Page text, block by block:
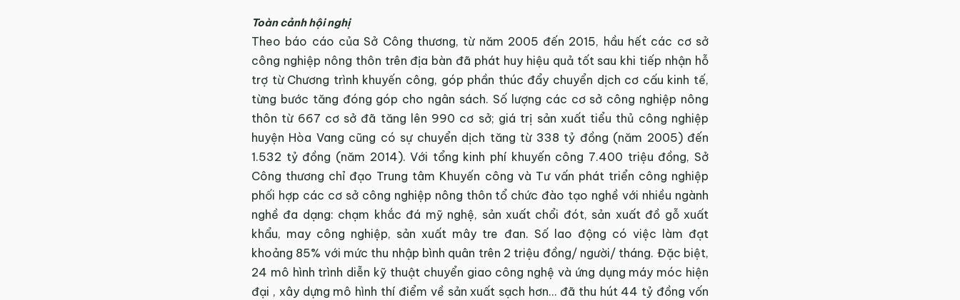
Toàn cảnh hội nghị
Theo báo cáo của Sở Công thương, từ năm 2005 đến 2015, hầu hết các cơ sở
công nghiệp nông thôn trên địa bàn đã phát huy hiệu quả tốt sau khi tiếp nhận hỗ
trợ từ Chương trình khuyến công, góp phần thúc đẩy chuyển dịch cơ cấu kinh tế,
từng bước tăng đóng góp cho ngân sách. Số lượng các cơ sở công nghiệp nông
thôn từ 667 cơ sở đã tăng lên 990 cơ sở; giá trị sản xuất tiểu thủ công nghiệp
huyện Hòa Vang cũng có sự chuyển dịch tăng từ 338 tỷ đồng (năm 2005) đến
1.532 tỷ đồng (năm 2014). Với tổng kinh phí khuyến công 7.400 triệu đồng, Sở
Công thương chỉ đạo Trung tâm Khuyến công và Tư vấn phát triển công nghiệp
phối hợp các cơ sở công nghiệp nông thôn tổ chức đào tạo nghề với nhiều ngành
nghề đa dạng: chạm khắc đá mỹ nghệ, sản xuất chổi đót, sản xuất đồ gỗ xuất
khẩu, may công nghiệp, sản xuất mây tre đan. Số lao động có việc làm đạt
khoảng 85% với mức thu nhập bình quân trên 2 triệu đồng/ người/ tháng. Đặc biệt,
24 mô hình trình diễn kỹ thuật chuyển giao công nghệ và ứng dụng máy móc hiện
đại , xây dựng mô hình thí điểm về sản xuất sạch hơn… đã thu hút 44 tỷ đồng vốn